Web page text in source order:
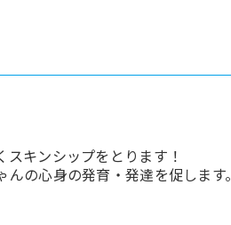
キンシップをとります！
の心身の発育・発達を促します。